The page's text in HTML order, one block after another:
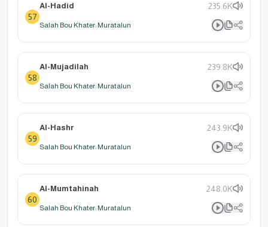
57
Al-Hadid 235.6K
Salah Bou Khater: Muratalun
58
Al-Mujadilah 239.8K
Salah Bou Khater: Muratalun
59
Al-Hashr 243.9K
Salah Bou Khater: Muratalun
60
Al-Mumtahinah 248.0K
Salah Bou Khater: Muratalun